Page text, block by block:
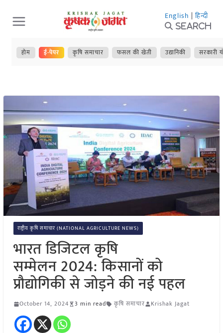
Skip
to
content
English | हिन्दी
Search
होम ई-पेपर कृषि समाचार फसल की खेती उद्यानिकी सरकारी
राष्ट्रीय कृषि समाचार (NATIONAL AGRICULTURE NEWS)
भारत डिजिटल कृषि
सम्मेलन 2024: किसानों को
प्रौद्योगिकी से जोड़ने की नई पहल
October 14, 2024 3 min read कृषि समाचार Krishak Jagat